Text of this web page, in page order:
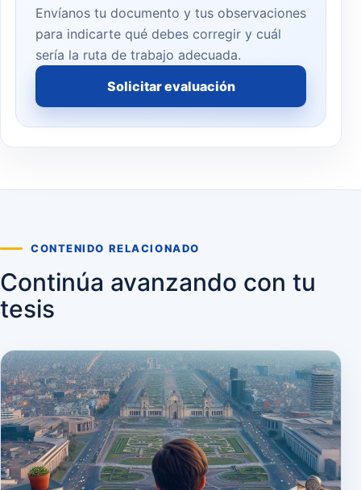
Envíanos tu documento y tus observaciones
para indicarte qué debes corregir y cuál
sería la ruta de trabajo adecuada.
Solicitar evaluación
CONTENIDO RELACIONADO
Continúa avanzando con tu
tesis